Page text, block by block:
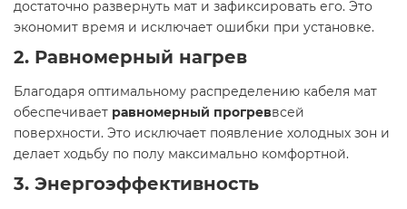
достаточно развернуть мат и зафиксировать его. Это
экономит время и исключает ошибки при установке.
2. Равномерный нагрев
Благодаря оптимальному распределению кабеля мат
обеспечивает равномерный прогреввсей
поверхности. Это исключает появление холодных зон и
делает ходьбу по полу максимально комфортной.
3. Энергоэффективность